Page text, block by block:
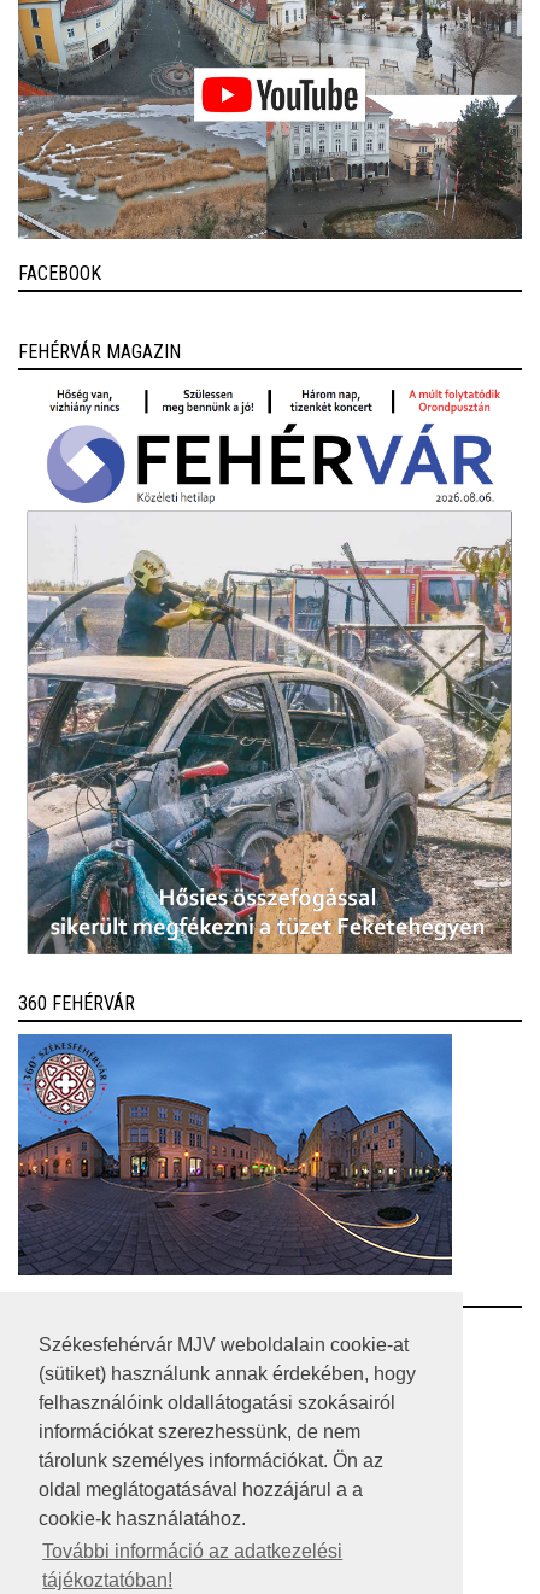
Székesfehérvár MJV weboldalain cookie-at
(sütiket) használunk annak érdekében, hogy
felhasználóink oldallátogatási szokásairól
információkat szerezhessünk, de nem
tárolunk személyes információkat. Ön az
oldal meglátogatásával hozzájárul a a
cookie-k használatához.
További információ az adatkezelési
tájékoztatóban!
FACEBOOK
FEHÉRVÁR MAGAZIN
360 FEHÉRVÁR
RSS
A HONLAP 2017.03.31-I ÁLLAPOTA
JOGI NYILATKOZAT
IMPRESSZUM
KÖZÉRDEKŰ ADATOK